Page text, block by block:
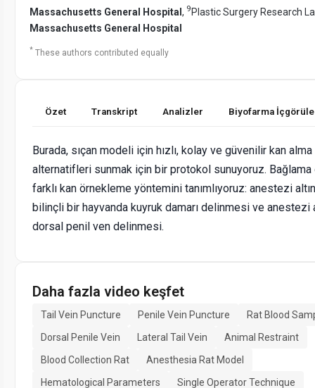
Massachusetts General Hospital, 9Plastic Surgery Research
Massachusetts General Hospital
* These authors contributed equally
Özet Transkript Analizler Biyofarma
Burada, sıçan modeli için hızlı, kolay ve güvenilir kan alma
alternatifleri sunmak için bir protokol sunuyoruz. Bağlama
farklı kan örnekleme yöntemini tanımlıyoruz: anestezi
bilinçli bir hayvanda kuyruk damarı delinmesi ve anestezi
dorsal penil ven delinmesi.
Daha fazla video keşfet
Tail Vein Puncture Penile Vein Puncture
Rat Blood
Dorsal Penile Vein
Lateral Tail Vein
Animal Restraint
Blood Collection Rat
Anesthesia Rat Model
Hematological Parameters
Single Operator Technique